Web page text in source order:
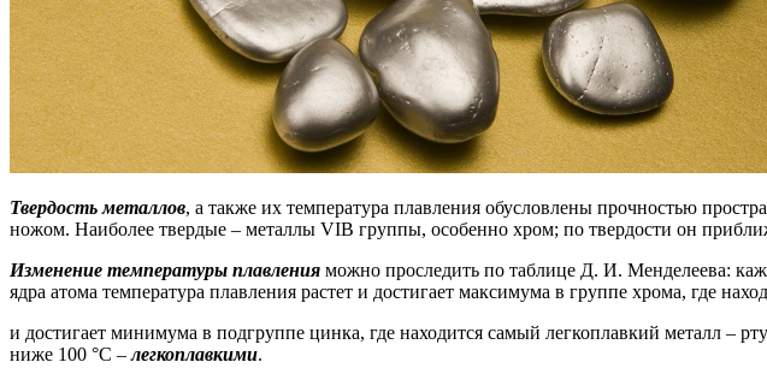
Твердость металлов, а также их температура плавления обусловлены прочностью
ножом. Наиболее твердые – металлы VIВ группы, особенно хром; по твердости он
Изменение температуры плавления можно проследить по таблице Д. И. Менделеева:
ядра атома температура плавления растет и достигает максимума в группе хрома, где
и достигает минимума в подгруппе цинка, где находится самый легкоплавкий металл –
ниже 100 °С –легкоплавкими.